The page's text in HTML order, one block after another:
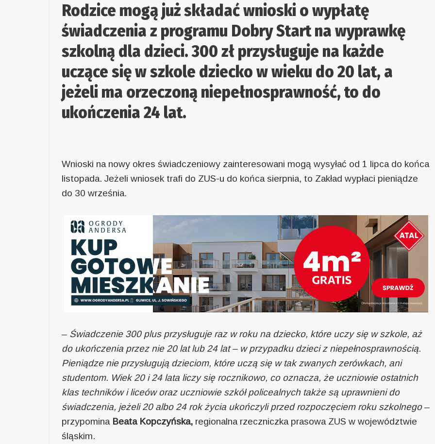
Rodzice mogą już składać wnioski o wypłatę
świadczenia z programu Dobry Start na wyprawkę
szkolną dla dzieci. 300 zł przysługuje na każde
uczące się w szkole dziecko w wieku do 20 lat, a
jeżeli ma orzeczoną niepełnosprawność, to do
ukończenia 24 lat.
Wnioski na nowy okres świadczeniowy zainteresowani mogą wysyłać od 1 lipca do końca
listopada. Jeżeli wniosek trafi do ZUS-u do końca sierpnia, to Zakład wypłaci pieniądze
do 30 września.
– Świadczenie 300 plus przysługuje raz w roku na dziecko, które uczy się w szkole, aż
do ukończenia przez nie 20 lat lub 24 lat – w przypadku dzieci z niepełnosprawnością.
Pieniądze nie przysługują dzieciom, które uczą się w tak zwanych zerówkach, ani
studentom. Wiek 20 i 24 lata liczy się rocznikowo, co oznacza, że uczniowie ostatnich
klas techników i liceów oraz uczniowie szkół policealnych także są uprawnieni do
świadczenia, jeżeli 20 albo 24 rok życia ukończyli przed rozpoczęciem roku szkolnego–
przypomina Beata Kopczyńska, regionalna rzeczniczka prasowa ZUS w województwie
śląskim.